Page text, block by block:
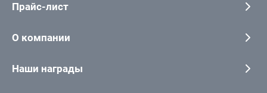
Прайс-лист
О компании
Наши награды